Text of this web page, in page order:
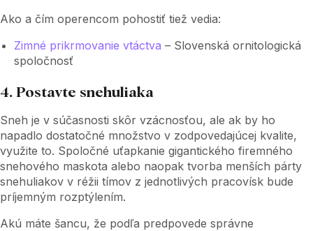
Ako a čím operencom pohostiť tiež vedia:
Zimné prikrmovanie vtáctva – Slovenská ornitologická
spoločnosť
4. Postavte snehuliaka
Sneh je v súčasnosti skôr vzácnosťou, ale ak by ho
napadlo dostatočné množstvo v zodpovedajúcej kvalite,
využite to. Spoločné uťapkanie gigantického firemného
snehového maskota alebo naopak tvorba menších párty
snehuliakov v réžii tímov z jednotlivých pracovísk bude
príjemným rozptýlením.
Akú máte šancu, že podľa predpovede správne